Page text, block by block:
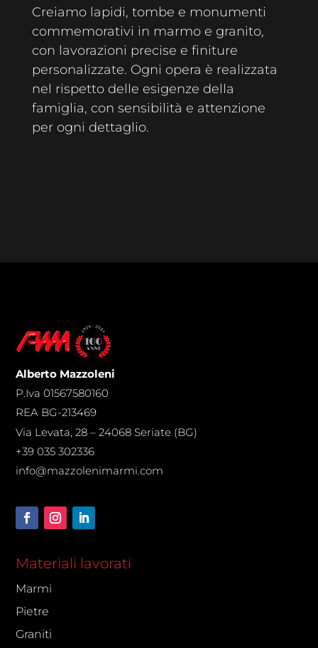
Creiamo lapidi, tombe e monumenti
commemorativi in marmo e granito,
con lavorazioni precise e finiture
personalizzate. Ogni opera è realizzata
nel rispetto delle esigenze della
famiglia, con sensibilità e attenzione
per ogni dettaglio.
Alberto Mazzoleni
P.Iva 01567580160
REA BG-213469
Via Levata, 28 – 24068 Seriate (BG)
+39 035 302336
info@mazzolenimarmi.com
Materiali lavorati
Marmi
Pietre
Graniti